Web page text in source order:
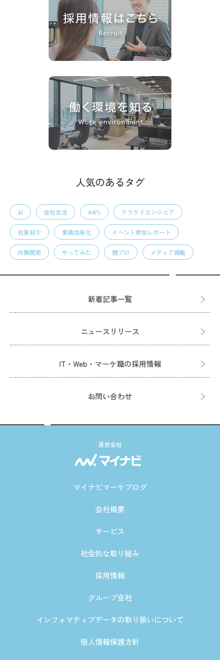
人気のあるタグ
AI 会社生活 AWS クラウドエンジニア
社員紹介 業務効率化 イベント参加レポート
内製開発 やってみた 競プロ メディア掲載
新着記事一覧
ニュースリリース
IT・Web・マーケ職の採用情報
お問い合わせ
運営会社
マイナビマーケブログ
会社概要
サービス
社会的な取り組み
採用情報
グループ会社
インフォマティブデータの取り扱いについて
個人情報保護方針